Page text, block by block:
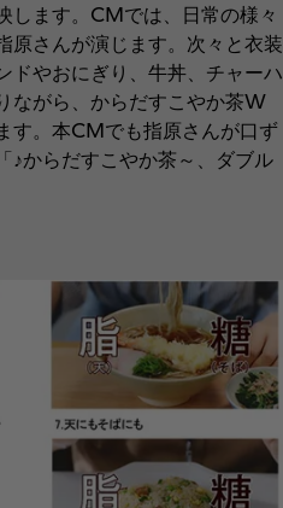
します。CMでは、日常の様々
原さんが演じます。次々と衣装
ドやおにぎり、牛丼、チャーハ
ながら、からだすこやか茶W
す。本CMでも指原さんが口ず
♪からだすこやか茶～、ダブル